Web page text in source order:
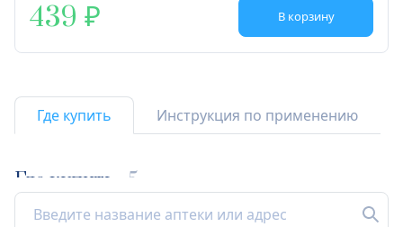
439 В корзину
Где купить Инструкция по применению
Где купить 5